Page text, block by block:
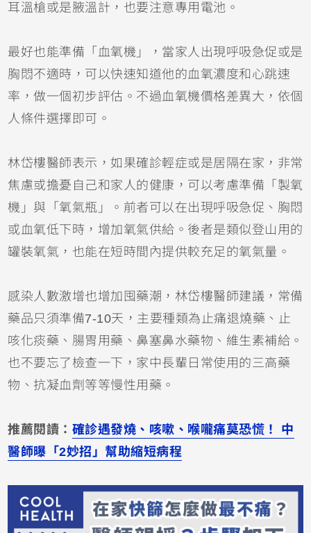
耳溫槍或是腋溫計，也要注意專用電池。
最好也能準備「血氧機」，當家人出現呼吸急促或是
胸悶不適時，可以快速知道他的血氧濃度和心跳速
率，做一個初步評估。不過血氧機價格差異大，依個
人條件選擇即可。
林岱樓醫師表示，如果確診輕症或是居隔在家，非常
焦慮或擔憂自己和家人的健康，可以考慮準備「製氧
機」與「氧氣瓶」。前者可以在出現呼吸急促、胸悶
或血氧低下時，增加氧氣供給。後者是類似登山用的
罐裝氧氣，也能在短時間內提供較充足的氧氣量。
感染人數激增也增加囤藥潮，林岱樓醫師建議，常備
藥品只須準備7-10天，主要種類為止痛退燒藥、止
咳化痰藥、腸胃用藥、鼻塞鼻水藥物、維生素補給。
也不要忘了檢查一下，家中長輩日常使用的三高藥
物、抗凝血劑等等慢性用藥。
推薦閱讀： 確診遇發燒、咳嗽、喉嚨痛莫恐慌！ 中
醫師曝「2妙招」幫助縮短病程